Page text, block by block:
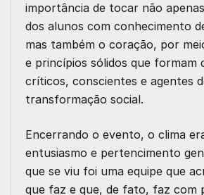
importância de tocar não
dos alunos com conhecimento
mas também o coração, por
e princípios sólidos que formam
críticos, conscientes e agentes
transformação social.
Encerrando o evento, o clima
entusiasmo e pertencimento
que se viu foi uma equipe que
que faz e que, de fato, faz com